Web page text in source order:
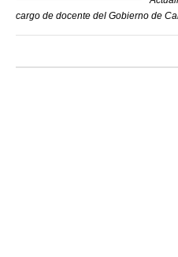
cargo de docente del Gobierno de